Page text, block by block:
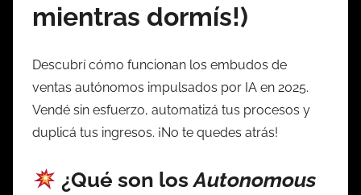
mientras dormís!)
Descubrí cómo funcionan los embudos de
ventas autónomos impulsados por IA en 2025.
Vendé sin esfuerzo, automatizá tus procesos y
duplicá tus ingresos. ¡No te quedes atrás!
¿Qué son losAutonomous